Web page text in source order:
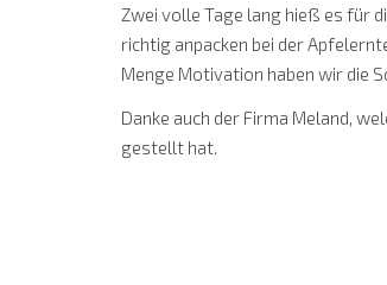
Zwei volle Tage lang hieß es für
richtig anpacken bei der
Menge Motivation haben wir die
Danke auch der Firma Meland,
gestellt hat.